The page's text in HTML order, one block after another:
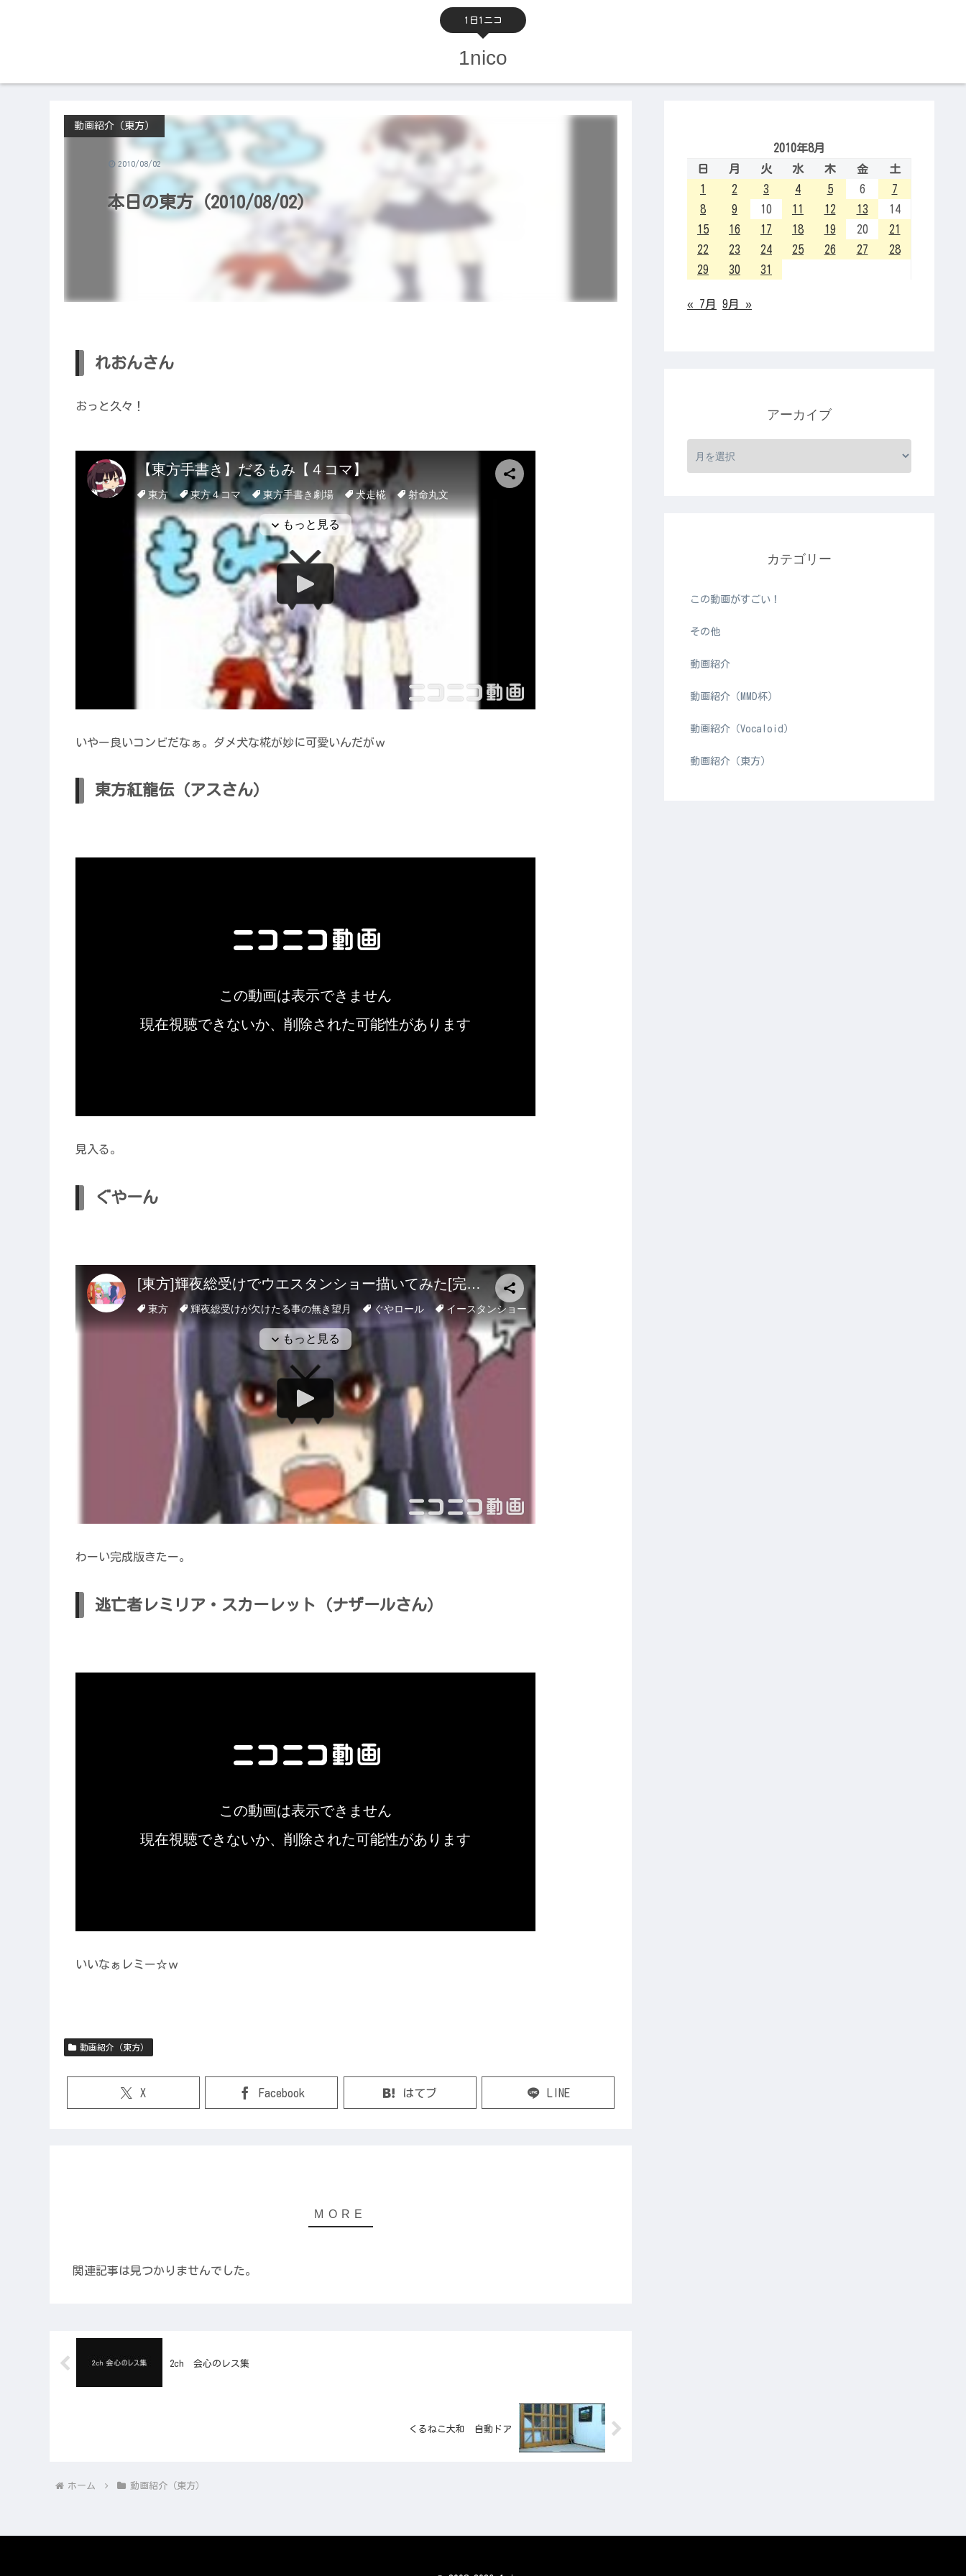
1日1ニコ
1nico
本日の東方（2010/08/02）
動画紹介（東方）
2010/08/02
れおんさん
おっと久々！
いやー良いコンビだなぁ。ダメ犬な椛が妙に可愛いんだがｗ
東方紅龍伝（アスさん）
見入る。
ぐやーん
わーい完成版きたー。
逃亡者レミリア・スカーレット（ナザールさん）
いいなぁレミー☆ｗ
動画紹介（東方）
X Facebook はてブ LINE
関連記事は見つかりませんでした。
2ch 会心のレス集
くるねこ大和 自動ドア
ホーム 動画紹介（東方）
2010年8月
日
月 火 水 木 金
土
1
2 3 4 5 6
7
8
9 10 11 12 13
14
15
16 17 18 19 20
21
22
23 24 25 26 27
28
29
30 31
« 7月 9月 »
アーカイブ
カテゴリー
この動画がすごい！
その他
動画紹介
動画紹介（MMD杯）
動画紹介（Vocaloid）
動画紹介（東方）